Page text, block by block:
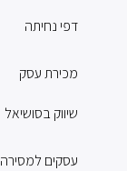
דפי נחיתה
מכירת עסק
שיווק בסושיאל
עסקים למסירה